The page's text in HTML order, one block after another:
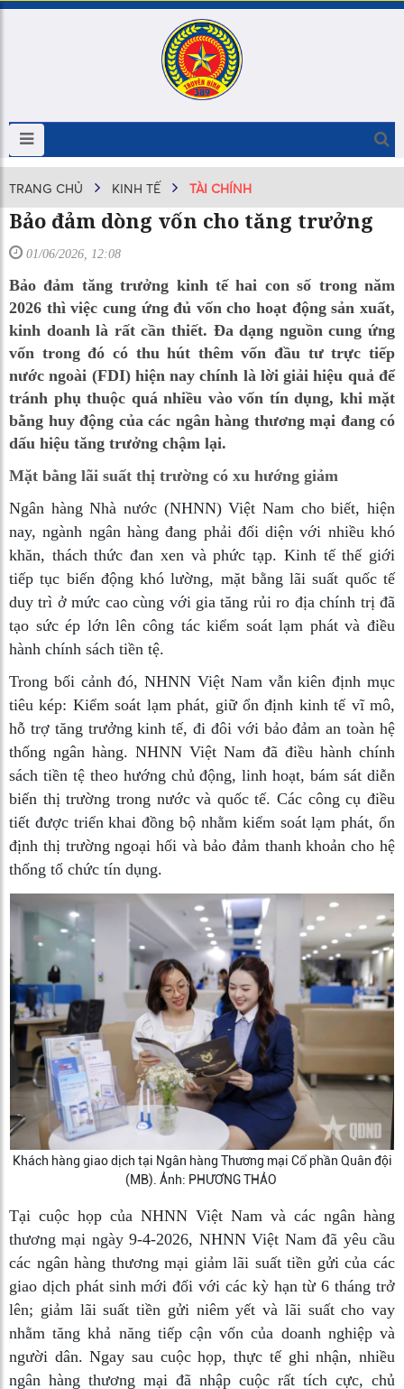
TRANG CHỦ KINH TẾ TÀI CHÍNH
Bảo đảm dòng vốn cho tăng trưởng
01/06/2026, 12:08
Bảo đảm tăng trưởng kinh tế hai con số trong năm
2026 thì việc cung ứng đủ vốn cho hoạt động sản xuất,
kinh doanh là rất cần thiết. Đa dạng nguồn cung ứng
vốn trong đó có thu hút thêm vốn đầu tư trực tiếp
nước ngoài (FDI) hiện nay chính là lời giải hiệu quả để
tránh phụ thuộc quá nhiều vào vốn tín dụng, khi mặt
bằng huy động của các ngân hàng thương mại đang có
dấu hiệu tăng trưởng chậm lại.
Mặt bằng lãi suất thị trường có xu hướng giảm
Ngân hàng Nhà nước (NHNN) Việt Nam cho biết, hiện
nay, ngành ngân hàng đang phải đối diện với nhiều khó
khăn, thách thức đan xen và phức tạp. Kinh tế thế giới
tiếp tục biến động khó lường, mặt bằng lãi suất quốc tế
duy trì ở mức cao cùng với gia tăng rủi ro địa chính trị đã
tạo sức ép lớn lên công tác kiểm soát lạm phát và điều
hành chính sách tiền tệ.
Trong bối cảnh đó, NHNN Việt Nam vẫn kiên định mục
tiêu kép: Kiểm soát lạm phát, giữ ổn định kinh tế vĩ mô,
hỗ trợ tăng trưởng kinh tế, đi đôi với bảo đảm an toàn hệ
thống ngân hàng. NHNN Việt Nam đã điều hành chính
sách tiền tệ theo hướng chủ động, linh hoạt, bám sát diễn
biến thị trường trong nước và quốc tế. Các công cụ điều
tiết được triển khai đồng bộ nhằm kiểm soát lạm phát, ổn
định thị trường ngoại hối và bảo đảm thanh khoản cho hệ
thống tổ chức tín dụng.
Khách hàng giao dịch tại Ngân hàng Thương mại Cổ phần Quân đội
(MB). Ảnh: PHƯƠNG THẢO
Tại cuộc họp của NHNN Việt Nam và các ngân hàng
thương mại ngày 9-4-2026, NHNN Việt Nam đã yêu cầu
các ngân hàng thương mại giảm lãi suất tiền gửi của các
giao dịch phát sinh mới đối với các kỳ hạn từ 6 tháng trở
lên; giảm lãi suất tiền gửi niêm yết và lãi suất cho vay
nhằm tăng khả năng tiếp cận vốn của doanh nghiệp và
người dân. Ngay sau cuộc họp, thực tế ghi nhận, nhiều
ngân hàng thương mại đã nhập cuộc rất tích cực, chủ